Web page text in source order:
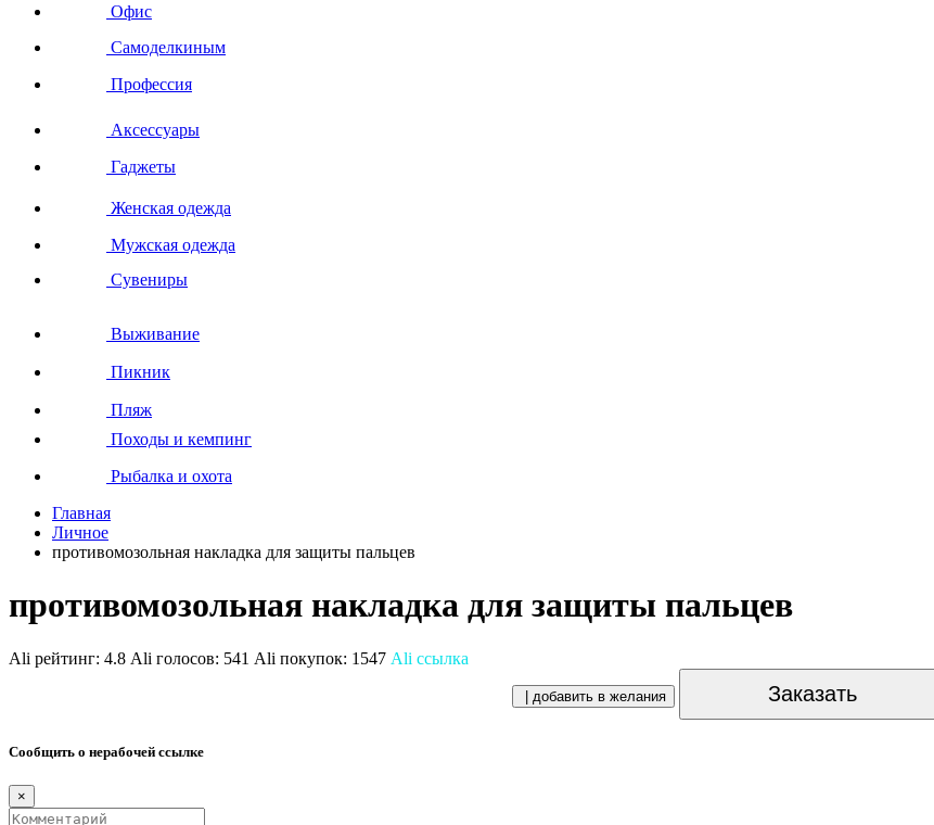
Офис
Самоделкиным
Профессия
Аксессуары
Гаджеты
Женская одежда
Мужская одежда
Сувениры
Выживание
Пикник
Пляж
Походы и кемпинг
Рыбалка и охота
Главная
Личное
противомозольная накладка для защиты пальцев
противомозольная накладка для защиты пальцев
Ali рейтинг: 4.8 Ali голосов: 541 Ali покупок: 1547 Ali ссылка
| добавить в желания Заказать
Сообщить о нерабочей ссылке
×